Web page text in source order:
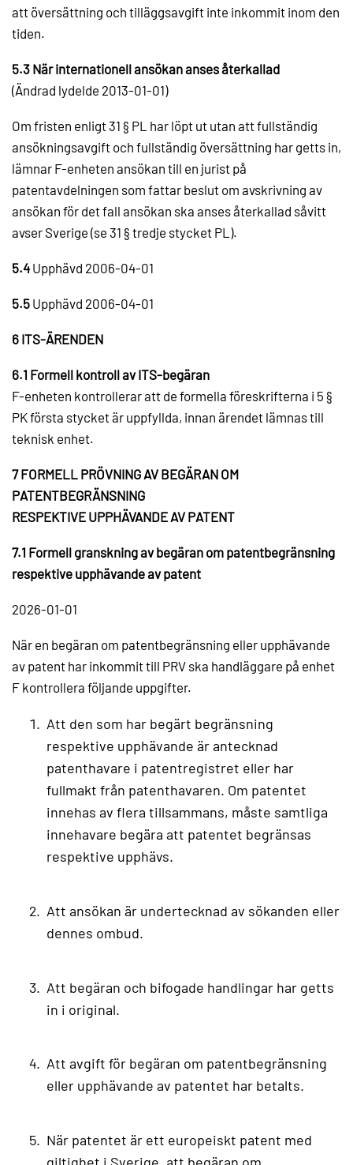
att översättning och tilläggsavgift inte inkommit inom den
tiden.
5.3 När internationell ansökan anses återkallad
(Ändrad lydelde 2013-01-01)
Om fristen enligt 31 § PL har löpt ut utan att fullständig
ansökningsavgift och fullständig översättning har getts in,
lämnar F-enheten ansökan till en jurist på
patentavdelningen som fattar beslut om avskrivning av
ansökan för det fall ansökan ska anses återkallad såvitt
avser Sverige (se 31 § tredje stycket PL).
5.4 Upphävd 2006-04-01
5.5 Upphävd 2006-04-01
6 ITS-ÄRENDEN
6.1 Formell kontroll av ITS-begäran
F-enheten kontrollerar att de formella föreskrifterna i 5 §
PK första stycket är uppfyllda, innan ärendet lämnas till
teknisk enhet.
7 FORMELL PRÖVNING AV BEGÄRAN OM
PATENTBEGRÄNSNING
RESPEKTIVE UPPHÄVANDE AV PATENT
7.1 Formell granskning av begäran om patentbegränsning
respektive upphävande av patent
2026-01-01
När en begäran om patentbegränsning eller upphävande
av patent har inkommit till PRV ska handläggare på enhet
F kontrollera följande uppgifter.
Att den som har begärt begränsning
respektive upphävande är antecknad
patenthavare i patentregistret eller har
fullmakt från patenthavaren. Om patentet
innehas av flera tillsammans, måste samtliga
innehavare begära att patentet begränsas
respektive upphävs.
Att ansökan är undertecknad av sökanden eller
dennes ombud.
Att begäran och bifogade handlingar har getts
in i original.
Att avgift för begäran om patentbegränsning
eller upphävande av patentet har betalts.
När patentet är ett europeiskt patent med